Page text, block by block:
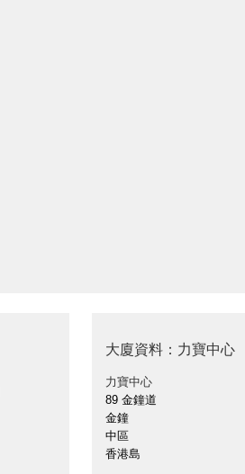
大廈資料：力寶中心
力寶中心
89 金鐘道
金鐘
中區
香港島